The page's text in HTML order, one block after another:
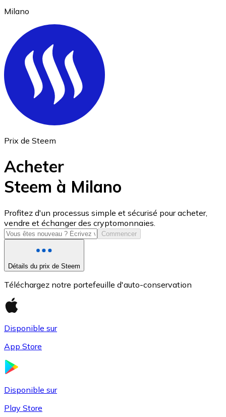
Ethereum
ETH
USD Coin
USDC
Milano
Prix de Steem
Acheter
Steem à Milano
Profitez d'un processus simple et sécurisé pour acheter,
vendre et échanger des cryptomonnaies.
Commencer
Détails du prix de Steem
Téléchargez notre portefeuille d'auto-conservation
Disponible sur
App Store
Disponible sur
Play Store